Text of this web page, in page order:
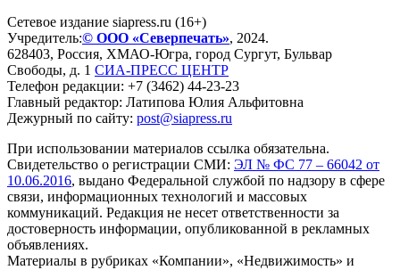
Сетевое издание siapress.ru (16+)
Учредитель:© ООО «Северпечать», 2024.
628403, Россия, ХМАО-Югра, город Сургут, Бульвар
Свободы, д. 1 СИА-ПРЕСС ЦЕНТР
Телефон редакции: +7 (3462) 44-23-23
Главный редактор: Латипова Юлия Альфитовна
Дежурный по сайту: post@siapress.ru
При использовании материалов ссылка обязательна.
Свидетельство о регистрации СМИ: ЭЛ № ФС 77 – 66042 от
10.06.2016, выдано Федеральной службой по надзору в сфере
связи, информационных технологий и массовых
коммуникаций. Редакция не несет ответственности за
достоверность информации, опубликованной в рекламных
объявлениях.
Материалы в рубриках «Компании», «Недвижимость» и